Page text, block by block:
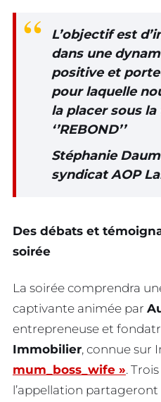
L’objectif est
dans une
positive et
pour laquelle
la placer sous
‘’REBOND’’
Stéphanie
syndicat AOP
Des débats et
soirée
La soirée comprendra
captivante animée par
entrepreneuse et
Immobilier, connue sur
mum_boss_wife ».
l’appellation